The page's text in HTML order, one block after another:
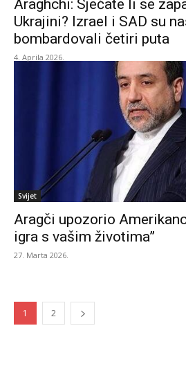
Araghchi: Sjećate li se
Ukrajini? Izrael i SAD su
bombardovali četiri puta
4. Aprila 2026.
Svijet
Aragči upozorio
igra s vašim životima”
27. Marta 2026.
1 2